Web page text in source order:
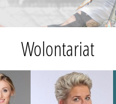
Wolontariat